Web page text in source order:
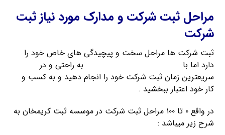
مراحل ثبت شرکت و مدارک مورد نیاز ثبت
شرکت
ثبت شرکت ها مراحل سخت و پیچیدگی های خاص خود را
دارد اما با
به راحتی و در
سریعترین زمان ثبت شرکت خود را انجام دهید و به کسب و
کار خود اعتبار ببخشید .
در واقع ۰ تا ۱۰۰ مراحل ثبت شرکت در موسسه ثبت کریمخان به
شرح زیر میباشد :